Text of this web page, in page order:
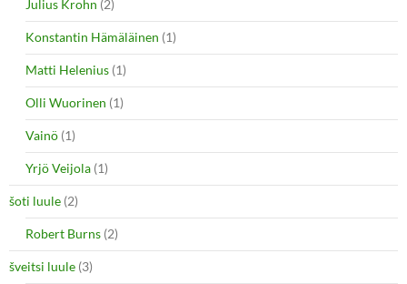
Julius Krohn (2)
Konstantin Hämäläinen (1)
Matti Helenius (1)
Olli Wuorinen (1)
Vainö (1)
Yrjö Veijola (1)
šoti luule (2)
Robert Burns (2)
šveitsi luule (3)